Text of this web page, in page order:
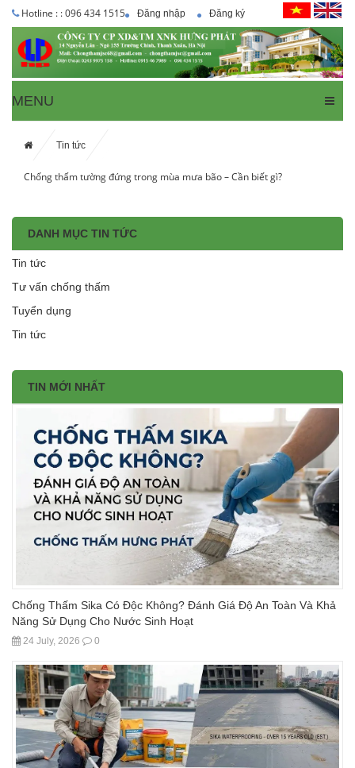
Hotline : : 096 434 1515 Đăng nhập Đăng ký
MENU
Tin tức
Chống thấm tường đứng trong mùa mưa bão – Cần biết gì?
DANH MỤC TIN TỨC
Tin tức
Tư vấn chống thấm
Tuyển dụng
Tin tức
TIN MỚI NHẤT
Chống Thấm Sika Có Độc Không? Đánh Giá Độ An Toàn Và Khả
Năng Sử Dụng Cho Nước Sinh Hoạt
24 July, 2026 0